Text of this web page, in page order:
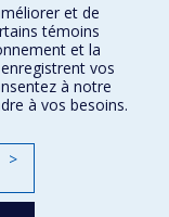
et de
témoins
et la
vos
à notre
à vos besoins.
>